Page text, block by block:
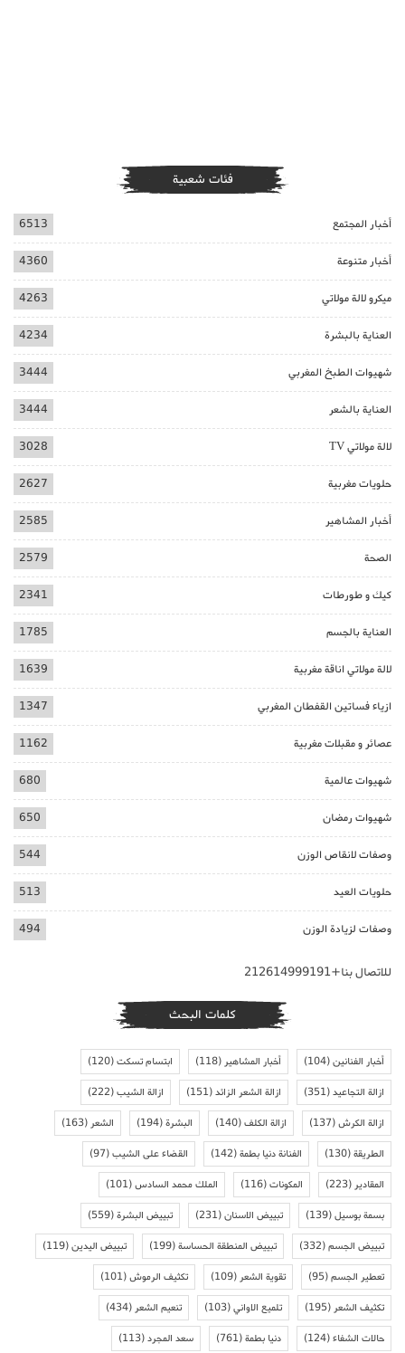
فئات شعبية
أخبار المجتمع 6513
أخبار متنوعة 4360
ميكرو لالة مولاتي 4263
العناية بالبشرة 4234
شهيوات الطبخ المغربي 3444
العناية بالشعر 3444
لالة مولاتي TV 3028
حلويات مغربية 2627
أخبار المشاهير 2585
الصحة 2579
كيك و طورطات 2341
العناية بالجسم 1785
لالة مولاتي اناقة مغربية 1639
ازياء فساتين القفطان المغربي 1347
عصائر و مقبلات مغربية 1162
شهيوات عالمية 680
شهيوات رمضان 650
وصفات لانقاص الوزن 544
حلويات العيد 513
وصفات لزيادة الوزن 494
للاتصال بنا+212614999191
كلمات البحث
أخبار الفنانين(104) أخبار المشاهير(118) ابتسام تسكت(120)
ازالة التجاعيد(351) ازالة الشعر الزائد(151) ازالة الشيب(222)
ازالة الكرش(137) ازالة الكلف(140) البشرة(194) الشعر(163)
الطريقة(130) الفنانة دنيا بطمة(142) القضاء على الشيب(97)
المقادير(223) المكونات(116) الملك محمد السادس(101)
بسمة بوسيل(139) تبييض الاسنان(231) تبييض البشرة(559)
تبييض الجسم(332) تبييض المنطقة الحساسة(199) تبييض اليدين(119)
تعطير الجسم(95) تقوية الشعر(109) تكثيف الرموش(101)
تكثيف الشعر(195) تلميع الاواني(103) تنعيم الشعر(434)
حالات الشفاء(124) دنيا بطمة(761) سعد المجرد(113)